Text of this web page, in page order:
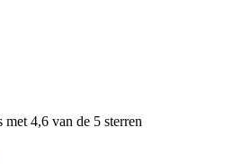
4,6 van de 5 sterren